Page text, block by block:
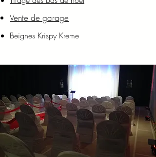
Vente de garage
Beignes Krispy Kreme